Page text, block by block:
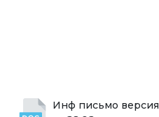
Инф письмо версия